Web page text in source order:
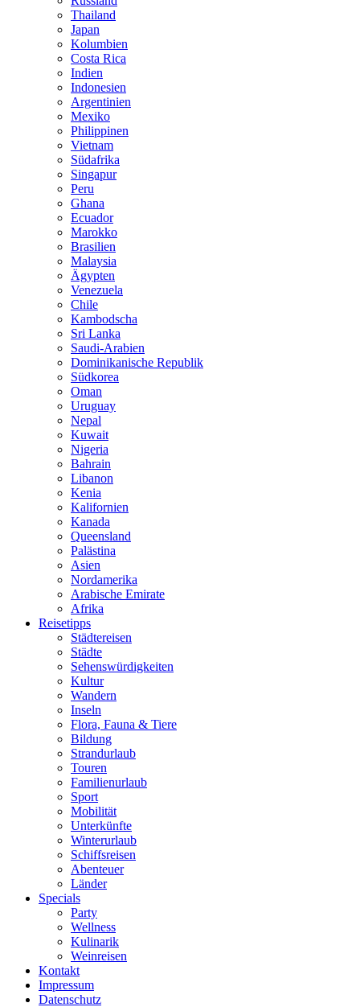
Thailand
Japan
Kolumbien
Costa Rica
Indien
Indonesien
Argentinien
Mexiko
Philippinen
Vietnam
Südafrika
Singapur
Peru
Ghana
Ecuador
Marokko
Brasilien
Malaysia
Ägypten
Venezuela
Chile
Kambodscha
Sri Lanka
Saudi-Arabien
Dominikanische Republik
Südkorea
Oman
Uruguay
Nepal
Kuwait
Nigeria
Bahrain
Libanon
Kenia
Kalifornien
Kanada
Queensland
Palästina
Asien
Nordamerika
Arabische Emirate
Afrika
Reisetipps
Städtereisen
Städte
Sehenswürdigkeiten
Kultur
Wandern
Inseln
Flora, Fauna & Tiere
Bildung
Strandurlaub
Touren
Familienurlaub
Sport
Mobilität
Unterkünfte
Winterurlaub
Schiffsreisen
Abenteuer
Länder
Specials
Party
Wellness
Kulinarik
Weinreisen
Kontakt
Impressum
Datenschutz